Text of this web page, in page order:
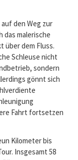
den Weg zur
das malerische
über dem Fluss.
Schleuse nicht
sondern
gönnt sich
Fahrt fortsetzen
Kilometer bis
Insgesamt 58